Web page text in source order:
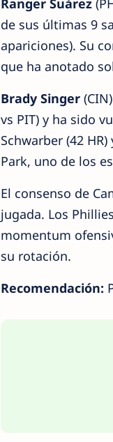
Ranger Suárez
de sus últimas 9
apariciones). Su
que ha anotado
Brady Singer
vs PIT) y ha sido
Schwarber (42
Park, uno de los
El consenso de
jugada. Los
momentum
su rotación.
Recomendación: